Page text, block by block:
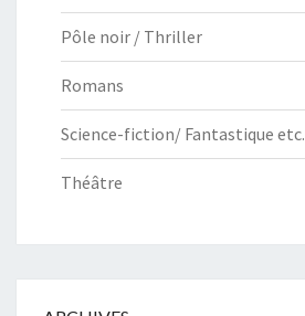
Pôle noir / Thriller
Romans
Science-fiction/ Fantastique etc.
Théâtre